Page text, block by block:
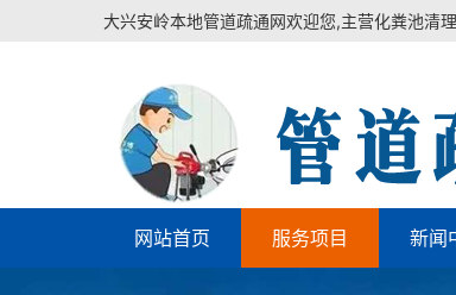
大兴安岭本地管道疏通网欢迎您,主营化粪池清
网站首页 服务项目 新闻